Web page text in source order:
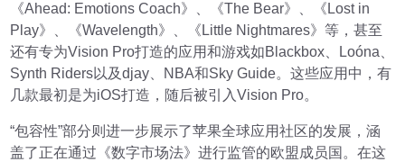
《Ahead: Emotions Coach》、《The Bear》、《Lost in
Play》、《Wavelength》、《Little Nightmares》等，甚至
还有专为Vision Pro打造的应用和游戏如Blackbox、Loóna、
Synth Riders以及djay、NBA和Sky Guide。这些应用中，有
几款最初是为iOS打造，随后被引入Vision Pro。
“包容性”部分则进一步展示了苹果全球应用社区的发展，涵
盖了正在通过《数字市场法》进行监管的欧盟成员国。在这